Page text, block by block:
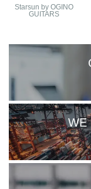
Starsun by OGINO
GUITARS
WE